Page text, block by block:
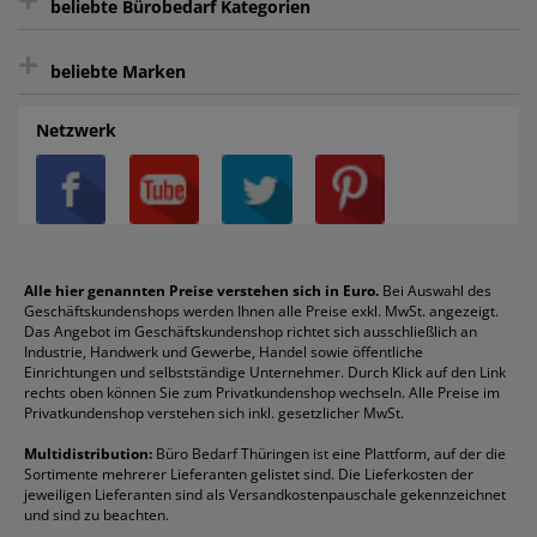
intelligentes Kundenkonto
FAQ
AGB
Datenschutz
Privatsphäre-Einstellungen
Über uns
Reklamation / Retouren
Vertrag widerrufen (Privatkunden)
Rabatte & Aktionen
beliebte Bürobedarf Kategorien
Aktenvernichter
Batterien
Bleistifte
Blöcke
Boardmarker
Briefumschläge
Druckerpatronen
Etiketten
Fineliner
Folienschreiber
Formulare
Gelschreiber
Geschäftsbücher
Heftstreifen
Kaffee
Klebeband
Klemmmappen
Kopierpapier
Korrekturmittel
Kugelschreiber
Mappen
Ordner
Packband
Radiergummis
Schnellhefter
Sichthüllen
Taschenrechner
Textmarker
Tintenroller
Tintenpatronen
Toilettenpapier
Toner
Versandmaterial
+ beliebte Marken
Alco
Avery/Zweckform
Canon
Durable
DYMO
Edding
Esselte
Faber-Castell
Fellowes
Franken
Fripa
Leitz
Läufer
Melitta
Pentel
Pelikan
Pilot
Pritt
Schneider
Stabilo
Staedtler
Netzwerk
Alle hier genannten Preise verstehen sich in Euro. Bei Auswahl des
Geschäftskundenshops werden Ihnen alle Preise exkl. MwSt. angezeigt.
Das Angebot im Geschäftskundenshop richtet sich ausschließlich an
Industrie, Handwerk und Gewerbe, Handel sowie öffentliche
Einrichtungen und selbstständige Unternehmer. Durch Klick auf den Link
rechts oben können Sie zum Privatkundenshop wechseln. Alle Preise im
Privatkundenshop verstehen sich inkl. gesetzlicher MwSt.
Multidistribution: Büro Bedarf Thüringen ist eine Plattform, auf der die
Sortimente mehrerer Lieferanten gelistet sind. Die Lieferkosten der
jeweiligen Lieferanten sind als Versandkostenpauschale gekennzeichnet
und sind zu beachten.